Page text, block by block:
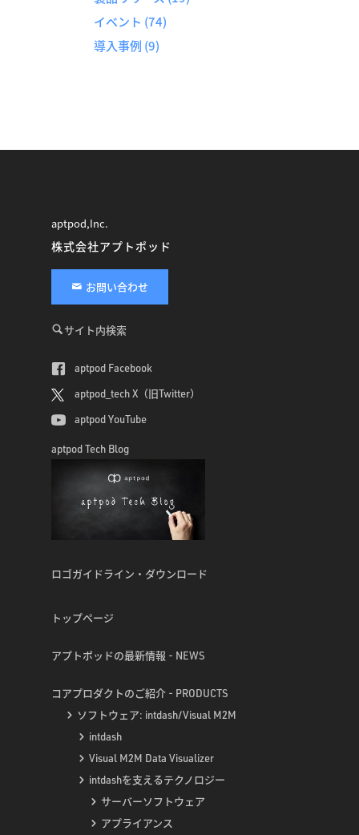
イベント (74)
導入事例 (9)
aptpod,Inc.
株式会社アプトポッド
お問い合わせ
サイト内検索
aptpod Facebook
aptpod_tech X（旧Twitter）
aptpod YouTube
aptpod Tech Blog
ロゴガイドライン・ダウンロード
トップページ
アプトポッドの最新情報 - NEWS
コアプロダクトのご紹介 - PRODUCTS
ソフトウェア: intdash/Visual M2M
intdash
Visual M2M Data Visualizer
intdashを支えるテクノロジー
サーバーソフトウェア
アプライアンス